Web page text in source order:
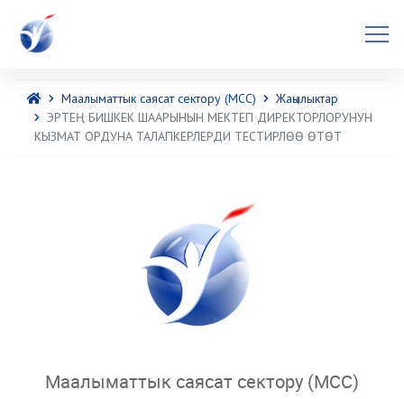
Маалыматтык саясат сектору (МСС)
Жаңылыктар
ЭРТЕҢ БИШКЕК ШААРЫНЫН МЕКТЕП ДИРЕКТОРЛОРУНУН
КЫЗМАТ ОРДУНА ТАЛАПКЕРЛЕРДИ ТЕСТИРЛӨӨ ӨТӨТ
Маалыматтык саясат сектору (МСС)